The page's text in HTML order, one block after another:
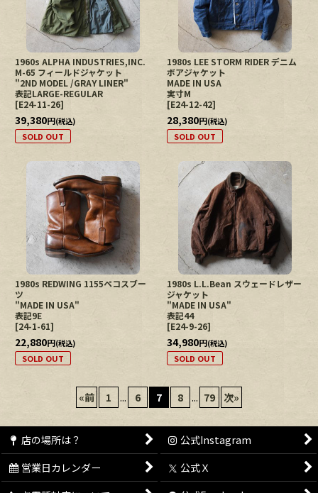
1960s ALPHA INDUSTRIES,INC.
M-65 フィールドジャケット
"2ND MODEL /GRAY LINER"
表記LARGE-REGULAR
[E24-11-26]
39,380円(税込)
SOLD OUT
1980s LEE STORM RIDER デニム
ボアジャケット
MADE IN USA
実寸M
[E24-12-42]
28,380円(税込)
SOLD OUT
1980s REDWING 1155ペコスブー
ツ
"MADE IN USA"
表記9E
[24-1-61]
22,880円(税込)
SOLD OUT
1980s L.L.Bean スウェードレザー
ジャケット
"MADE IN USA"
表記44
[E24-9-26]
34,980円(税込)
SOLD OUT
«前 1 ... 6 7 8 ... 79 次»
店の場所は？
公式Instagram
営業日カレンダー
公式Ｘ